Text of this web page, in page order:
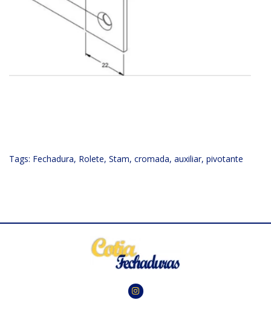
Tags: Fechadura, Rolete, Stam, cromada, auxiliar, pivotante